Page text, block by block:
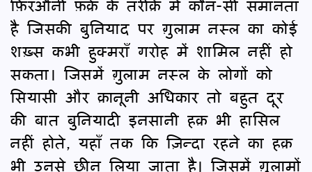
है जिसकी बुनियाद पर ग़ुलाम नस्ल का कोई
शख़्स कभी हुक्मराँ गरोह में शामिल नहीं हो
सकता। जिसमें ग़ुलाम नस्ल के लोगों को
सियासी और क़ानूनी अधिकार तो बहुत दूर
की बात बुनियादी इनसानी हक़ भी हासिल
नहीं होते, यहाँ तक कि ज़िन्दा रहने का हक़
भी उनसे छीन लिया जाता है। जिसमें ग़ुलामों